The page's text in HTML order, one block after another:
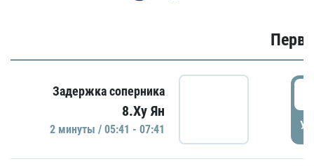
Задержка соперника
8.Ху Ян
2 минуты / 05:41 - 07:41